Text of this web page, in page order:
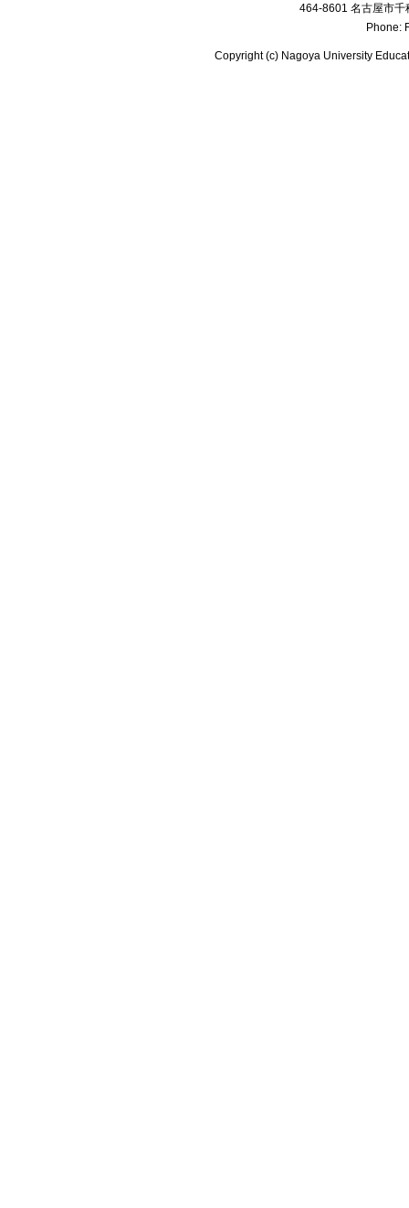
464-8601 名古屋市千
Phone:
Copyright (c) Nagoya University